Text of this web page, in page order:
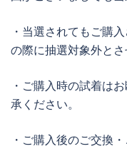
・当選されてもご購
の際に抽選対象外とさ
・ご購入時の試着は
承ください。
・ご購入後のご交換